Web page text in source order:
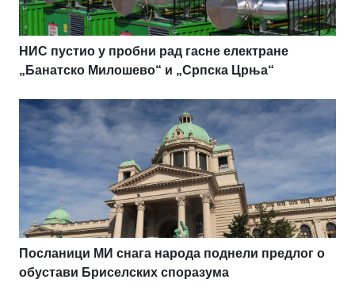
НИС пустио у пробни рад гасне електране
„Банатско Милошево“ и „Српска Црња“
Посланици МИ снага народа поднели предлог о
обустави Бриселских споразума